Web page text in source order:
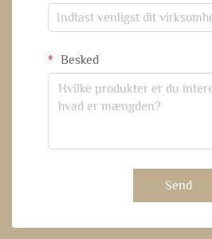
Besked
Send